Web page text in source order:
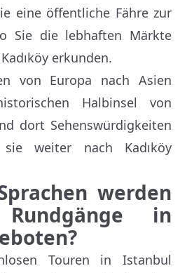
eine öffentliche Fähre zur
Sie die lebhaften Märkte
erkunden.
von Europa nach Asien
Halbinsel von
dort Sehenswürdigkeiten
weiter nach Kadıköy
werden
Rundgänge in
Touren in Istanbul